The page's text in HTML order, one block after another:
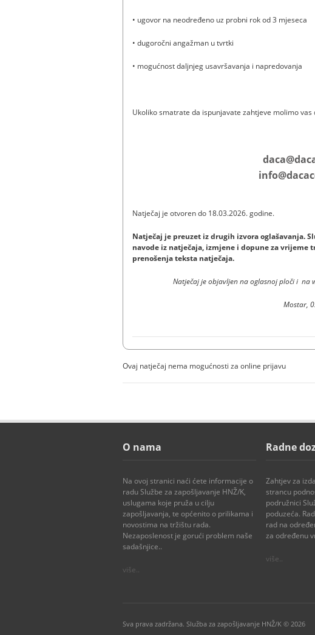
• ugovor na neodređeno uz probni rok od 3 mjeseca
• dugoročni angažman u tvrtki
• mogućnost daljnjeg usavršavanja i napredovanja
Ukoliko smatrate da ispunjavate zahtjeve molimo
Natječaj je otvoren
Natječaj je preuzet iz drugih izvora oglašavanja.
navode iz natječaja, izmjene i dopune za
prenošenja teksta natječaja.
Natječaj je objavljen na oglasnoj ploči i na
Mostar,
Ovaj natječaj nema mogućnosti za online prijavu
O nama
Na ovoj stranici naći ćete informacije o
radu Službe za zapošljavanje HNŽ/K,
uslugama koje pruža u cilju
zapošljavanja, te općenito o prilikama i
novostima na tržištu rada.
Nezaposlenost je gorući problem naše
sadašnjice..
više..
Radne
Zahtjev za
strancu
podružnici
poduzeća.
rad na
za određenu
više..
Sva prava zadržana. Služba za zapošljavanje HNŽ/K © 2026